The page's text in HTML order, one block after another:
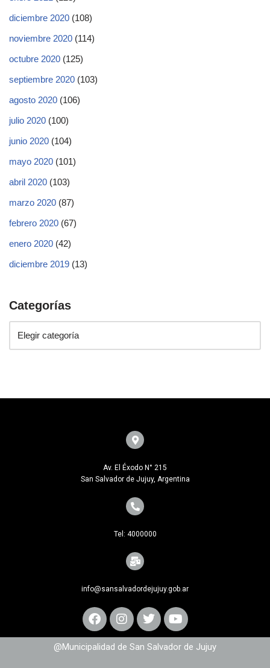
diciembre 2020 (108)
noviembre 2020 (114)
octubre 2020 (125)
septiembre 2020 (103)
agosto 2020 (106)
julio 2020 (100)
junio 2020 (104)
mayo 2020 (101)
abril 2020 (103)
marzo 2020 (87)
febrero 2020 (67)
enero 2020 (42)
diciembre 2019 (13)
Categorías
Av. El Éxodo N° 215
San Salvador de Jujuy, Argentina
Tel: 4000000
info@sansalvadordejujuy.gob.ar
@Municipalidad de San Salvador de Jujuy